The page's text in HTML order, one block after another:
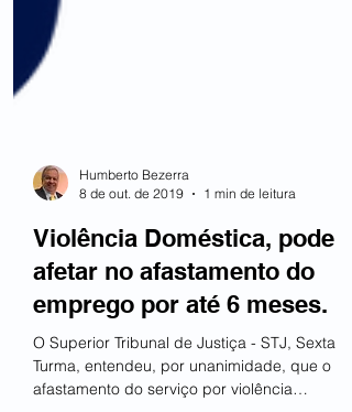
8 de out. de 2019
1 min de leitura
Violência Doméstica, pode
afetar no afastamento do
emprego por até 6 meses.
O Superior Tribunal de Justiça - STJ, Sexta